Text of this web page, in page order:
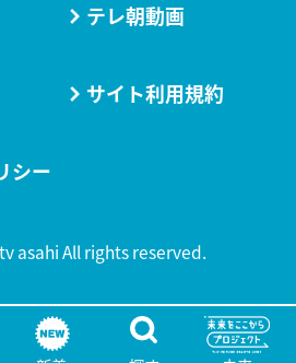
テレ朝動画
サイト利用規約
シー
asahi All rights reserved.